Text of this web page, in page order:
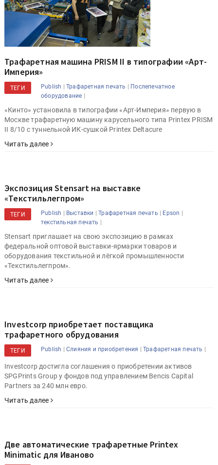
Трафаретная машина PRISM II в типографии «Арт-
Империя»
ТЕГИ Publish |Трафаретная печать | Послепечатное
оборудование |
«Кинто» установила в типографии «Арт-Империя» первую в
Москве трафаретную машину карусельного типа Printex PRISM
II 8/10 с туннельной ИК-сушкой Printex Deltacure
Читать далее
Экспозиция Stensart на выставке
«Текстильлегпром»
ТЕГИ Publish | Выставки |Трафаретная печать | Epson |
текстильная печать |
Stensart приглашает на свою экспозицию в рамках
федеральной оптовой выставки-ярмарки товаров и
оборудования текстильной и лёгкой промышленности
«Текстильлегпром».
Читать далее
Investcorp приобретает поставщика
трафаретного обрудования
ТЕГИ Publish |Слияния и приобретения |Трафаретная печать |
Investcorp достигла соглашения о приобретении активов
SPGPrints Group у фондов под управлением Bencis Capital
Partners за 240 млн евро.
Читать далее
Две автоматические трафаретные Printex
Minimatic для Иваново